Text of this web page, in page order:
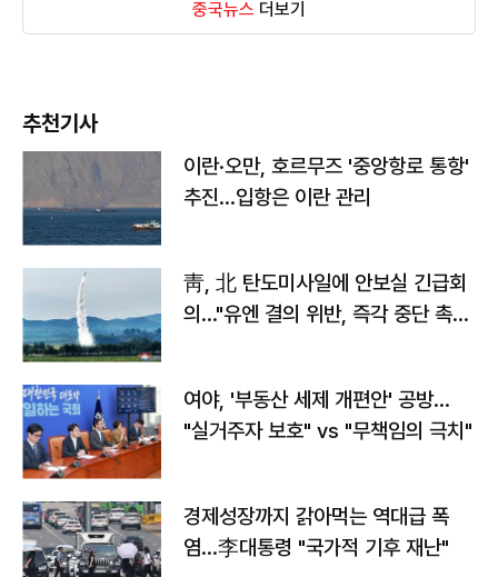
중국뉴스 더보기
추천기사
이란·오만, 호르무즈 '중앙항로 통항'
추진…입항은 이란 관리
靑, 北 탄도미사일에 안보실 긴급회
의…"유엔 결의 위반, 즉각 중단 촉
여야, '부동산 세제 개편안' 공방…
"실거주자 보호" vs "무책임의 극치"
경제성장까지 갉아먹는 역대급 폭
염…李대통령 "국가적 기후 재난"